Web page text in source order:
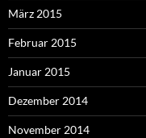
März 2015
Februar 2015
Januar 2015
Dezember 2014
November 2014